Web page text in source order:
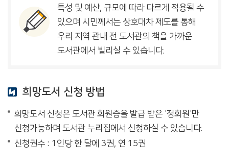
특성 및 예산, 규모에 따라 다르게 적용될 수
있으며 시민께서는 상호대차 제도를 통해
우리 지역 관내 전 도서관의 책을 가까운
도서관에서 빌리실 수 있습니다.
희망도서 신청 방법
희망도서 신청은 도서관 회원증을 발급 받은 '정회원'만
신청가능하며 도서관 누리집에서 신청하실 수 있습니다.
신청권수 : 1인당 한 달에 3권, 연 15권